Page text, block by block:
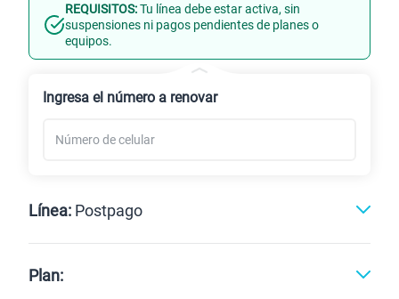
Línea Nueva Portabilidad
REQUISITOS:Tu línea debe estar activa, sin
suspensiones ni pagos pendientes de planes o
equipos.
Ingresa el número a renovar
Línea: Postpago
Plan: